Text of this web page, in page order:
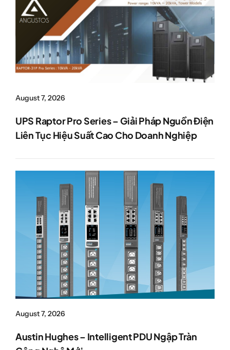
August 7, 2026
UPS Raptor Pro Series – Giải Pháp Nguồn Điện
Liên Tục Hiệu Suất Cao Cho Doanh Nghiệp
August 7, 2026
Austin Hughes – Intelligent PDU Ngập Tràn